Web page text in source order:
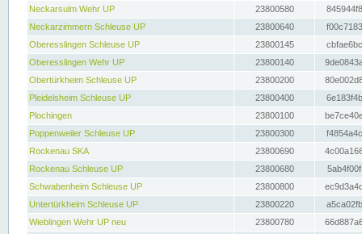
Neckarsulm Wehr UP
23800580
Neckarzimmern Schleuse UP
23800640
Oberesslingen Schleuse UP
23800145
Oberesslingen Wehr UP
23800140
Obertürkheim Schleuse UP
23800200
Pleidelsheim Schleuse UP
23800400
Plochingen
23800100
Poppenweiler Schleuse UP
23800300
Rockenau SKA
23800690
Rockenau Schleuse UP
23800680
Schwabenheim Schleuse UP
23800800
Untertürkheim Schleuse UP
23800220
Wieblingen Wehr UP neu
23800780